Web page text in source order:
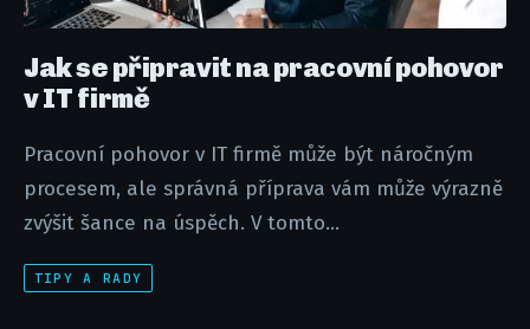
Jak se připravit na pracovní pohovor
v IT firmě
Pracovní pohovor v IT firmě může být náročným
procesem, ale správná příprava vám může výrazně
zvýšit šance na úspěch. V tomto...
TIPY A RADY